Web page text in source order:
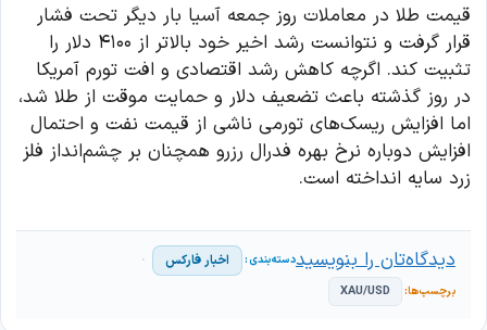
قیمت طلا در معاملات روز جمعه آسیا بار دیگر تحت فشار
قرار گرفت و نتوانست رشد اخیر خود بالاتر از ۴۱۰۰ دلار را
تثبیت کند. اگرچه کاهش رشد اقتصادی و افت تورم آمریکا
در روز گذشته باعث تضعیف دلار و حمایت موقت از طلا شد،
اما افزایش ریسک‌های تورمی ناشی از قیمت نفت و احتمال
افزایش دوباره نرخ بهره فدرال رزرو همچنان بر چشم‌انداز فلز
زرد سایه انداخته است.
اخبار فارکس
XAU/USD
دیدگاه‌تان را بنویسید